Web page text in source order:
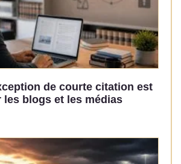
de courte citation est
les blogs et les médias